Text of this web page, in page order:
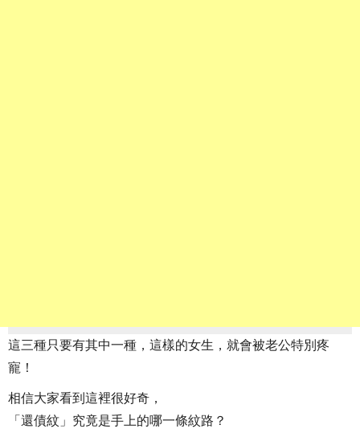
這三種只要有其中一種，這樣的女生，就會被老公特別疼
寵！
相信大家看到這裡很好奇，
「還債紋」究竟是手上的哪一條紋路？